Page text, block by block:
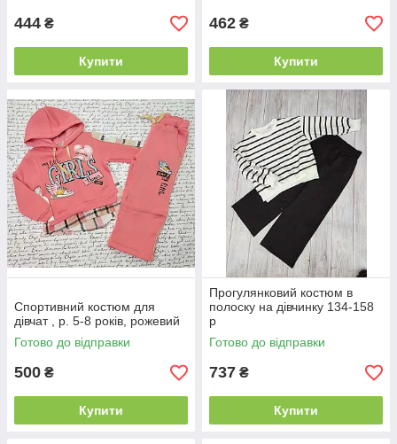
444 ₴
Купити
462 ₴
Купити
Спортивний костюм для
дівчат , р. 5-8 років, рожевий
Готово до відправки
500 ₴
Купити
Прогулянковий костюм в
полоску на дівчинку 134-158
р
Готово до відправки
737 ₴
Купити